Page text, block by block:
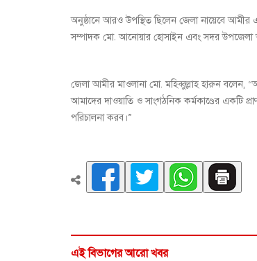
অনুষ্ঠানে আরও উপস্থিত ছিলেন জেলা নায়েবে
সম্পাদক মো. আনোয়ার হোসাইন এবং সদর উপজেলা
জেলা আমীর মাওলানা মো. মহিব্বুল্লাহ হারুন
আমাদের দাওয়াতি ও সাংগঠনিক কর্মকাণ্ডের একটি
পরিচালনা করব।”
এই বিভাগের আরো খবর